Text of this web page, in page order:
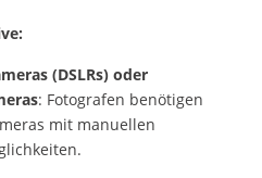
(DSLRs) oder
: Fotografen benötigen
mit manuellen